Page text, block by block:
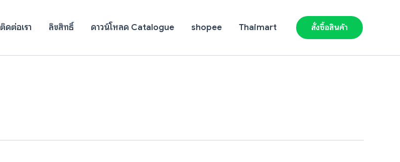
ติดต่อเรา ลิขสิทธิ์ ดาวน์โหลด Catalogue shopee Thaimart สั่งซื้อสินค้า